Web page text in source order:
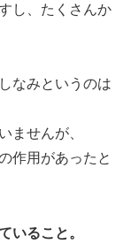
し、たくさんか
なみというのは
ませんが、
作用があったと
いること。